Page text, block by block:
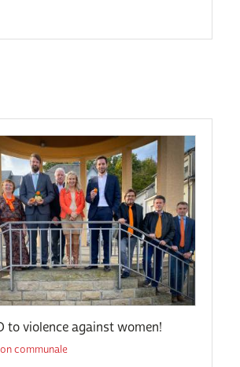
to violence against women!
communale